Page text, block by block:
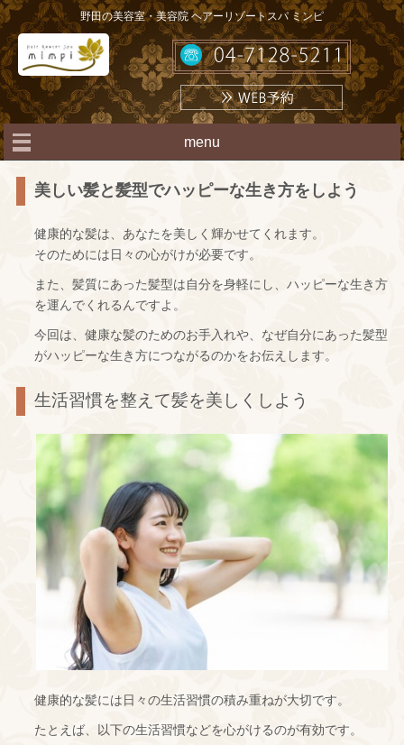
野田の美容室・美容院 ヘアーリゾートスパ ミンピ
menu
美しい髪と髪型でハッピーな生き方をしよう
健康的な髪は、あなたを美しく輝かせてくれます。
そのためには日々の心がけが必要です。
また、髪質にあった髪型は自分を身軽にし、ハッピーな生き方
を運んでくれるんですよ。
今回は、健康な髪のためのお手入れや、なぜ自分にあった髪型
がハッピーな生き方につながるのかをお伝えします。
生活習慣を整えて髪を美しくしよう
健康的な髪には日々の生活習慣の積み重ねが大切です。
たとえば、以下の生活習慣などを心がけるのが有効です。